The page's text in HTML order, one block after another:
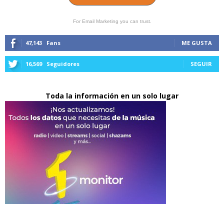
For Email Marketing you can trust.
47,143 Fans ME GUSTA
16,569 Seguidores SEGUIR
Toda la información en un solo lugar